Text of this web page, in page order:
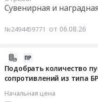
Сувенирная и
№2494459771 от 06.08.26
Подобрать количество
сопротивлений из типа
Начальная цена